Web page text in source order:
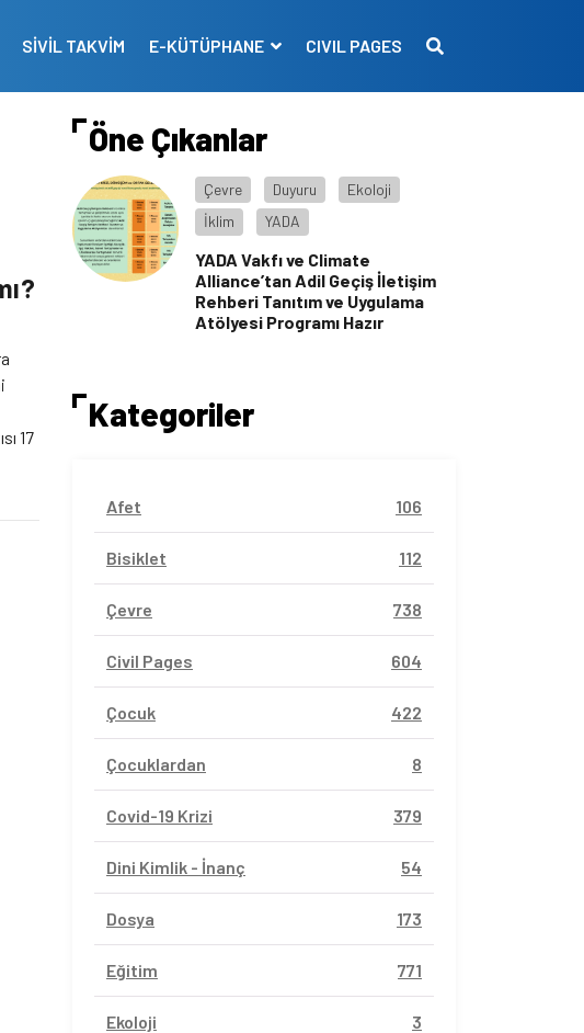
SİVİL TAKVİM E-KÜTÜPHANE CIVIL PAGES
17
Öne Çıkanlar
Çevre Duyuru
Ekoloji
İklim
YADA
YADA Vakfı ve Climate
Alliance’tan Adil Geçiş İletişim
Rehberi Tanıtım ve Uygulama
Atölyesi Programı Hazır
Kategoriler
Afet 106
Bisiklet 112
Çevre 738
Civil Pages 604
Çocuk 422
Çocuklardan 8
Covid-19 Krizi 379
Dini Kimlik - İnanç 54
Dosya 173
Eğitim 771
Ekoloji 3